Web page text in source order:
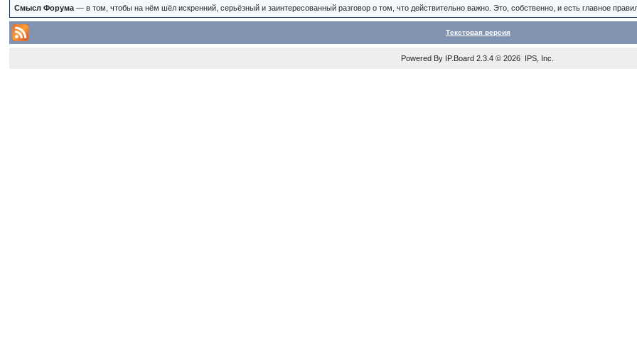
Смысл Форума — в том, чтобы на нём шёл искренний, серьёзный и заинтересованный разговор о том, что действительно важно. Это, собственно, и есть главное
Текстовая версия
Powered By IP.Board 2.3.4 © 2026 IPS, Inc